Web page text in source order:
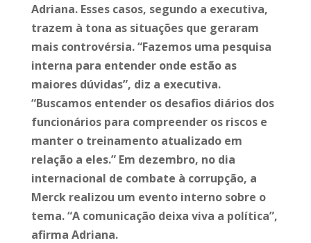
Adriana. Esses casos, segundo a executiva,
trazem à tona as situações que geraram
mais controvérsia. “Fazemos uma pesquisa
interna para entender onde estão as
maiores dúvidas”, diz a executiva.
“Buscamos entender os desafios diários dos
funcionários para compreender os riscos e
manter o treinamento atualizado em
relação a eles.” Em dezembro, no dia
internacional de combate à corrupção, a
Merck realizou um evento interno sobre o
tema. “A comunicação deixa viva a política”,
afirma Adriana.